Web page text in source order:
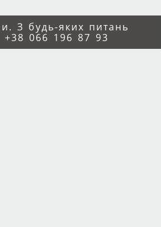
З будь-яких питань
066 196 87 93